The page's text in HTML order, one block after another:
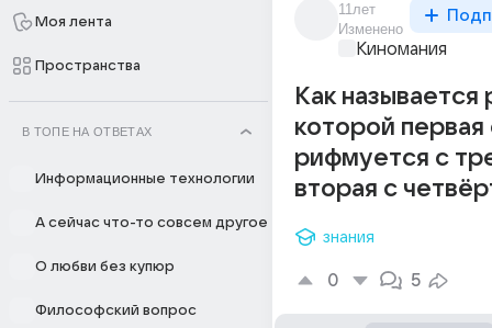
Моя лента
Пространства
В ТОПЕ НА ОТВЕТАХ
Информационные технологии
А сейчас что-то совсем другое
О любви без купюр
Философский вопрос
11лет
Изменено
Киномания
Как называется
которой первая
рифмуется с
вторая с
знания
0 5